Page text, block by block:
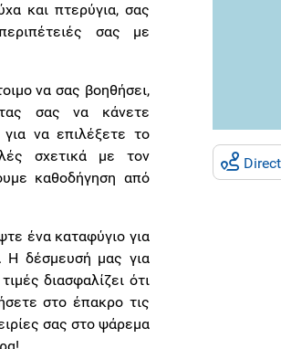
και πτερύγια, σας
σας με
να σας βοηθήσει,
σας να κάνετε
να επιλέξετε το
σχετικά με τον
καθοδήγηση από
ένα καταφύγιο για
Η δέσμευσή μας για
διασφαλίζει ότι
στο έπακρο τις
σας στο ψάρεμα